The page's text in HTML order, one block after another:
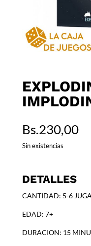
Bs.230,00
Sin existencias
DETALLES
CANTIDAD: 5-6
EDAD: 7+
DURACION: 15